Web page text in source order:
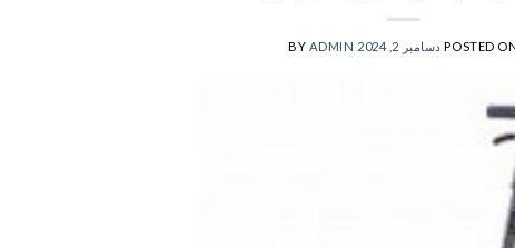
POSTED دسامبر 2, 2024 BY ADMIN